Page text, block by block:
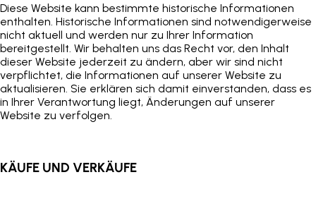
Diese Website kann bestimmte historische Informationen
enthalten. Historische Informationen sind notwendigerweise
nicht aktuell und werden nur zu Ihrer Information
bereitgestellt. Wir behalten uns das Recht vor, den Inhalt
dieser Website jederzeit zu ändern, aber wir sind nicht
verpflichtet, die Informationen auf unserer Website zu
aktualisieren. Sie erklären sich damit einverstanden, dass es
in Ihrer Verantwortung liegt, Änderungen auf unserer
Website zu verfolgen.
KÄUFE UND VERKÄUFE